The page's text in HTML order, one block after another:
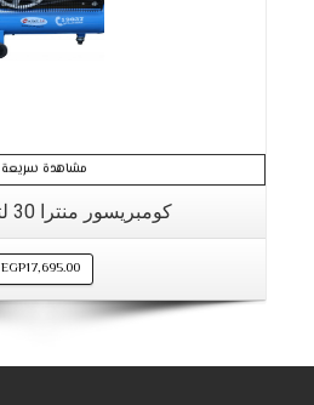
مشاهدة سريعة
كومبريسور منترا 30 لتر 1 حصان
EGP17,695.00